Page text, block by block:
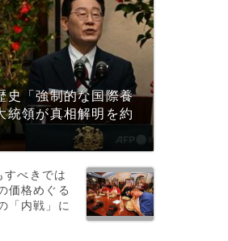
史「強制的な国際養
統領が真相解明を約
すべきでは
価格めぐる
「内戦」に